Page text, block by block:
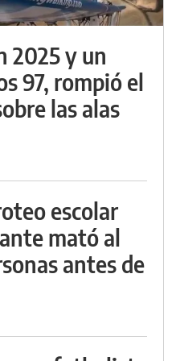
2025 y un
97, rompió el
las alas
escolar
mató al
antes de